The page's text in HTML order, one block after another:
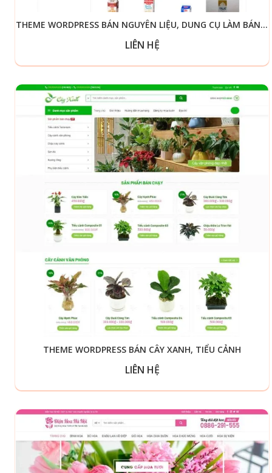
THEME WORDPRESS BÁN NGUYÊN LIỆU, DUNG CỤ LÀM BÁNH 02
LIÊN HỆ
THEME WORDPRESS BÁN CÂY XANH, TIỂU CẢNH
LIÊN HỆ